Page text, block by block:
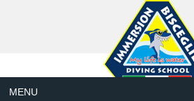
MENU